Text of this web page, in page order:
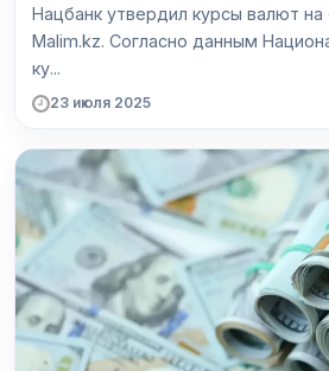
Нацбанк утвердил курсы валют
Malim.kz. Согласно данным Национального банка РК,
ку...
23 июля 2025